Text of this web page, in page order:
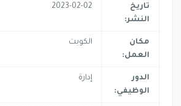
تاريخ
النشر:
2023-02-02
مكان
العمل:
الكويت
الدور
الوظيفي:
إدارة